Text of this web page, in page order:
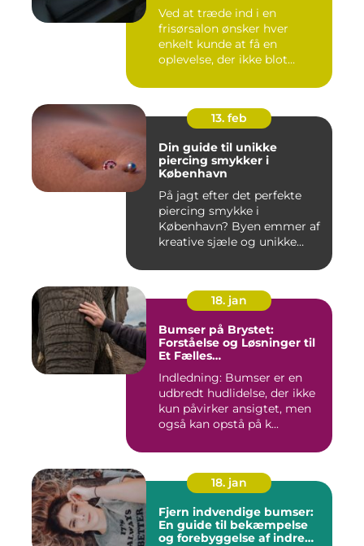
Ved at træde ind i en
frisørsalon ønsker hver
enkelt kunde at få en
oplevelse, der ikke blot
13. feb
Din guide til unikke
piercing smykker i
København
På jagt efter det perfekte
piercing smykke i
København? Byen emmer af
kreative sjæle og unikke
18. jan
Bumser på Brystet:
Forståelse og Løsninger til
Et Fælles
Indledning: Bumser er en
udbredt hudlidelse, der ikke
kun påvirker ansigtet, men
også kan opstå på k...
18. jan
Fjern indvendige bumser:
En guide til bekæmpelse
og forebyggelse af indre